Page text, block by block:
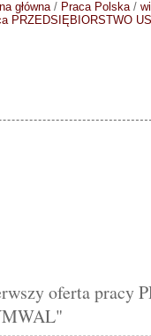
główna/ Praca Polska/
PRZEDSIĘBIORSTWO
oferta pracy